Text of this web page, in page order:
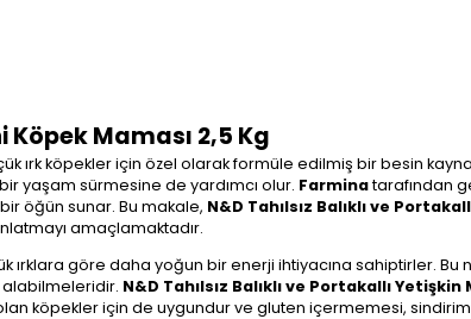
Köpek Maması 2,5 Kg
ırk köpekler için özel olarak formüle edilmiş bir besin
yaşam sürmesine de yardımcı olur. Farminatarafından
öğün sunar. Bu makale, N&D Tahılsız Balıklı ve
amaçlamaktadır.
ırklara göre daha yoğun bir enerji ihtiyacına sahiptirler.
alabilmeleridir. N&D Tahılsız Balıklı ve Portakallı
köpekler için de uygundur ve gluten içermemesi, sindirimi